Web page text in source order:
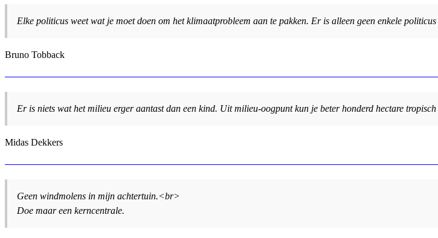
Elke politicus weet wat je moet doen om het klimaatprobleem aan te pakken. Er is alleen geen enkele
Bruno Tobback
Er is niets wat het milieu erger aantast dan een kind. Uit milieu-oogpunt kun je beter honderd hectare
Midas Dekkers
Geen windmolens in mijn achtertuin.<br>
Doe maar een kerncentrale.